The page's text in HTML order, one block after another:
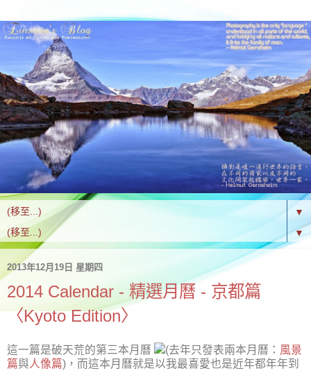
▼
▼
2013年12月19日 星期四
2014 Calendar - 精選月曆 - 京都篇
〈Kyoto Edition〉
這一篇是破天荒的第三本月曆 (去年只發表兩本月曆： 風景
篇與人像篇)，而這本月曆就是以我最喜愛也是近年都年年到